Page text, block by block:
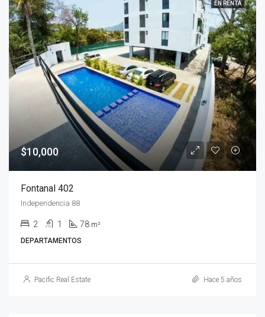
EN RENTA
$10,000
Fontanal 402
Independencia 88
2 1 78 m²
DEPARTAMENTOS
Pacific Real Estate Hace 5 años